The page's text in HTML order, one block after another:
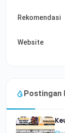
Rekomendasi
Website
Postingan